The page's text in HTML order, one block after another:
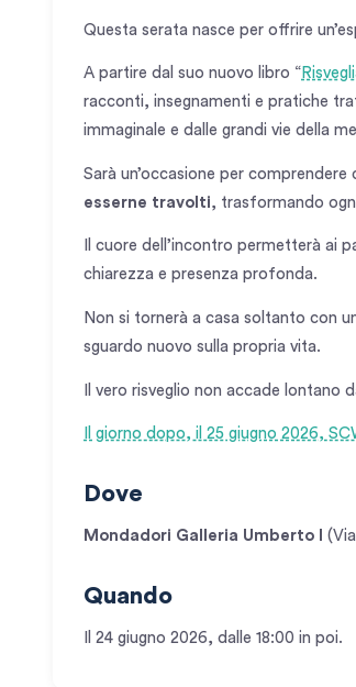
Questa serata nasce per offrire
A partire dal suo nuovo libro “
racconti, insegnamenti e pratiche
immaginale e dalle grandi vie della
Sarà un’occasione per
esserne travolti, trasformando
Il cuore dell’incontro permetterà ai
chiarezza e presenza profonda.
Non si tornerà a casa soltanto con
sguardo nuovo sulla propria vita.
Il vero risveglio non accade lontano
Il giorno dopo, il 25 giugno 2026,
Dove
Mondadori Galleria Umberto I
Quando
Il 24 giugno 2026, dalle 18:00 in poi.